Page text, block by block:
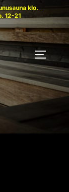
klo.
12-21